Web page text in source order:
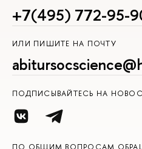
+7(495) 772-95-
ИЛИ ПИШИТЕ НА ПОЧТУ
ПОДПИСЫВАЙТЕСЬ НА
ПО ОБЩИМ ВОПРОСАМ